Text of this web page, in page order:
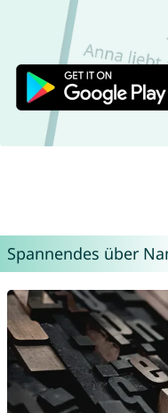
Spannendes über